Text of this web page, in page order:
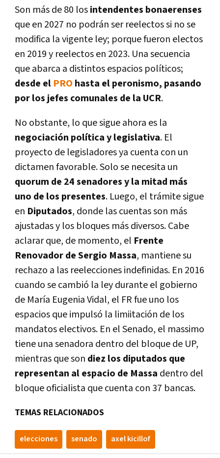
Son más de 80 losintendentes bonaerenses
que en 2027 no podrán ser reelectos si no se
modifica la vigente ley; porque fueron electos
en 2019 y reelectos en 2023. Una secuencia
que abarca a distintos espacios políticos;
desde el PRO hasta el peronismo, pasando
por los jefes comunales de la UCR.
No obstante, lo que sigue ahora es la
negociación política y legislativa. El
proyecto de legisladores ya cuenta con un
dictamen favorable. Solo se necesita un
quorum de 24 senadores y la mitad más
uno de los presentes. Luego, el trámite sigue
en Diputados, donde las cuentas son más
ajustadas y los bloques más diversos. Cabe
aclarar que, de momento, el Frente
Renovador de Sergio Massa, mantiene su
rechazo a las reelecciones indefinidas. En 2016
cuando se cambió la ley durante el gobierno
de María Eugenia Vidal, el FR fue uno los
espacios que impulsó la limiitación de los
mandatos electivos. En el Senado, el massimo
tiene una senadora dentro del bloque de UP,
mientras que son diez los diputados que
representan al espacio de Massa dentro del
bloque oficialista que cuenta con 37 bancas.
TEMAS RELACIONADOS
elecciones senado axel kicillof